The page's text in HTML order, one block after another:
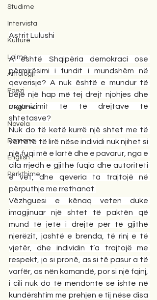
Studime
Intervista
Kulturë
Lajme
Antologji
Poezi
Tregime
Novela
Romane
English
Përkthime
Astrit Lulushi
A është Shqipëria demokraci ose
përmirësimi i fundit i mundshëm në
qeverisje? A nuk është e mundur të
bëjë një hap më tej drejt njohjes dhe
organizimit të të drejtave të
shtetasve?
Nuk do të ketë kurrë një shtet me të
vërtetë të lirë nëse individi nuk njihet si
një fuqi më e lartë dhe e pavarur, nga e
cila rrjedh e gjithë fuqia dhe autoriteti
e vet, dhe qeveria ta trajtojë në
përputhje me rrethanat.
Vëzhguesi e kënaq veten duke
imagjinuar një shtet të paktën që
mund të jetë i drejtë për të gjithë
njerëzit, jashtë e brenda, të rinj e të
vjetër, dhe individin t’a trajtojë me
respekt, jo si pronë, as si të pasur a të
varfër, as nën komandë, por si një fqinj,
i cili nuk do të mendonte se ishte në
kundërshtim me prehjen e tij nëse disa